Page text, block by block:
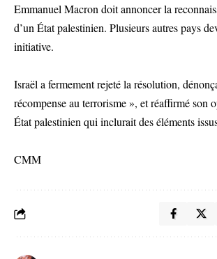
Emmanuel Macron doit annoncer la
d’un État palestinien. Plusieurs autres pays
initiative.
Israël a fermement rejeté la résolution,
récompense au terrorisme », et réaffirmé son
État palestinien qui inclurait des éléments
CMM